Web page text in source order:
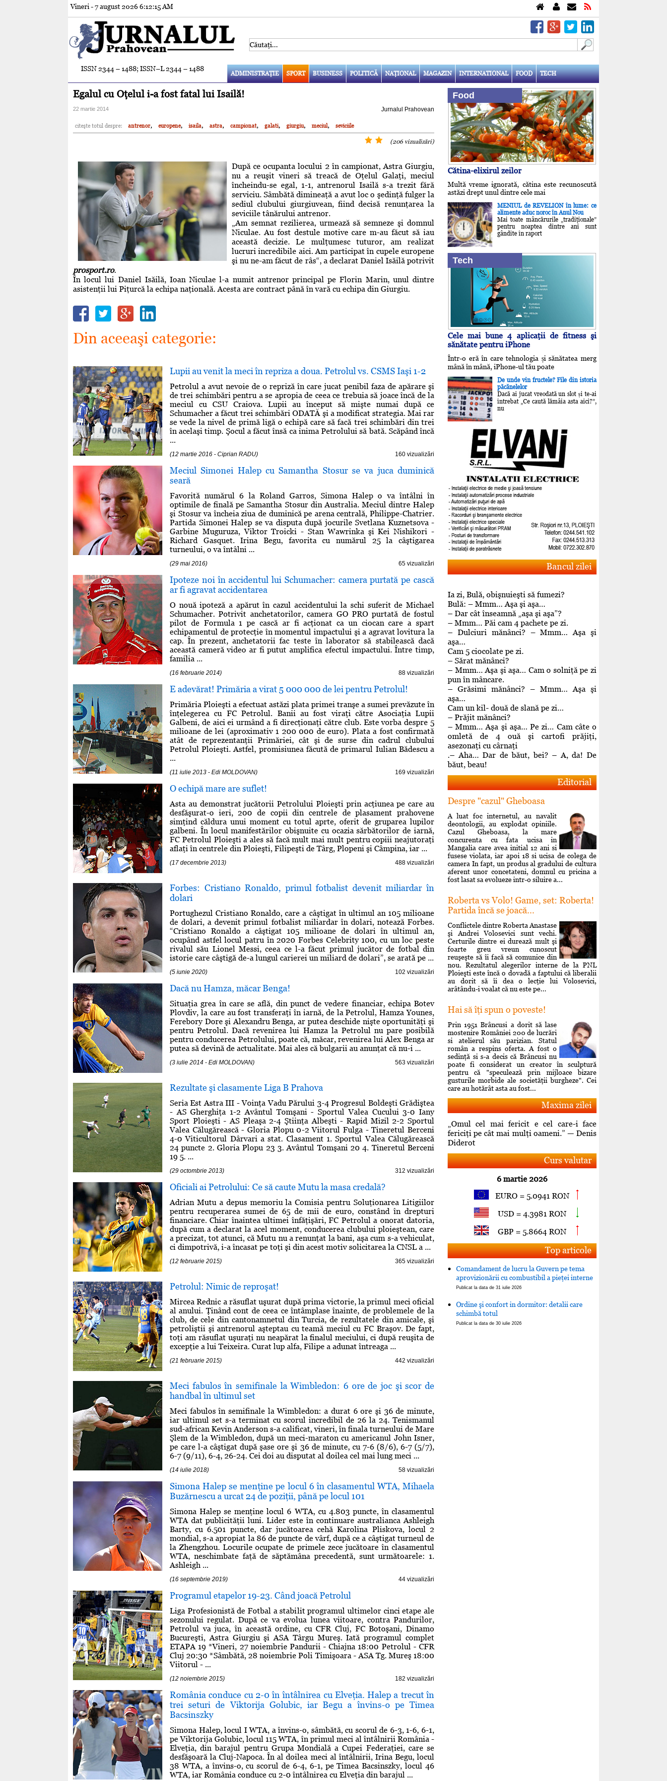
Vineri - 7 august 20266:12:17 AM
ISSN 2344 – 1488; ISSN–L 2344 – 1488
ADMINISTRAŢIE SPORT BUSINESS POLITICĂ NAŢIONAL MAGAZIN INTERNATIONAL FOOD TECH
Egalul cu Oţelul i-a fost fatal lui Isailă!
22 martie 2014 Jurnalul Prahovean
citeşte totul despre: antrenor, europene, isaila, astra, campionat, galati, giurgiu, meciul, seviciile
(206 vizualizări)
După ce ocupanta locului 2 în campionat, Astra Giurgiu,
nu a reuşit vineri să treacă de Oţelul Galaţi, meciul
încheindu-se egal, 1-1, antrenorul Isailă s-a trezit fără
serviciu. Sâmbătă dimineaţă a avut loc o şedinţă fulger la
sediul clubului giurgiuvean, fiind decisă renunţarea la
seviciile tânărului antrenor.
„Am semnat rezilierea, urmează să semneze şi domnul
Niculae. Au fost destule motive care m-au făcut să iau
această decizie. Le mulţumesc tuturor, am realizat
lucruri incredibile aici. Am participat în cupele europene
şi nu ne-am făcut de râs“, a declarat Daniel Isăilă potrivit
prosport.ro.
În locul lui Daniel Isăilă, Ioan Niculae l-a numit antrenor principal pe Florin Marin, unul dintre
asistenţii lui Piţurcă la echipa naţională. Acesta are contract până în vară cu echipa din Giurgiu.
Din aceeaşi categorie:
Lupii au venit la meci în repriza a doua. Petrolul vs. CSMS Iaşi 1-2
Petrolul a avut nevoie de o repriză în care jucat penibil faza de apărare şi
de trei schimbări pentru a se apropia de ceea ce trebuia să joace încă de la
meciul cu CSU Craiova. Lupii au început să mişte numai după ce
Schumacher a făcut trei schimbări ODATĂ şi a modificat strategia. Mai rar
se vede la nivel de primă ligă o echipă care să facă trei schimbări din trei
în acelaşi timp. Şocul a făcut însă ca inima Petrolului să bată. Scăpând încă
...
(12 martie 2016 - Ciprian RADU) 160 vizualizări
Meciul Simonei Halep cu Samantha Stosur se va juca duminică
seară
Favorită numărul 6 la Roland Garros, Simona Halep o va întâlni în
optimile de finală pe Samantha Stosur din Australia. Meciul dintre Halep
şi Stosur va încheia ziua de duminică pe arena centrală, Philippe-Chatrier.
Partida Simonei Halep se va disputa după jocurile Svetlana Kuznetsova -
Garbine Muguruza, Viktor Troicki - Stan Wawrinka şi Kei Nishikori -
Richard Gasquet. Irina Begu, favorita cu numărul 25 la câştigarea
turneului, o va întâlni ...
(29 mai 2016) 65 vizualizări
Ipoteze noi în accidentul lui Schumacher: camera purtată pe cască
ar fi agravat accidentarea
O nouă ipoteză a apărut în cazul accidentului la schi suferit de Michael
Schumacher. Potrivit anchetatorilor, camera GO PRO purtată de fostul
pilot de Formula 1 pe cască ar fi acţionat ca un ciocan care a spart
echipamentul de protecţie în momentul impactului şi a agravat lovitura la
cap. În prezent, anchetatorii fac teste în laborator să stabilească dacă
această cameră video ar fi putut amplifica efectul impactului. Între timp,
familia ...
(16 februarie 2014) 88 vizualizări
E adevărat! Primăria a virat 5 000 000 de lei pentru Petrolul!
Primăria Ploieşti a efectuat astăzi plata primei tranşe a sumei prevăzute în
înţelegerea cu FC Petrolul. Banii au fost viraţi către Asociaţia Lupii
Galbeni, de aici ei urmând a fi direcţionaţi către club. Este vorba despre 5
milioane de lei (aproximativ 1 200 000 de euro). Plata a fost confirmată
atât de reprezentanţii Primăriei, cât şi de surse din cadrul clubului
Petrolul Ploieşti. Astfel, promisiunea făcută de primarul Iulian Bădescu a
...
(11 iulie 2013 - Edi MOLDOVAN) 169 vizualizări
O echipă mare are suflet!
Asta au demonstrat jucătorii Petrolului Ploieşti prin acţiunea pe care au
desfăşurat-o ieri, 200 de copii din centrele de plasament prahovene
simţind căldura unui moment cu totul aprte, oferit de gruparea lupilor
galbeni. În locul manifestărilor obişnuite cu ocazia sărbătorilor de iarnă,
FC Petrolul Ploieşti a ales să facă mult mai mult pentru copiii neajutoraţi
aflaţi în centrele din Ploieşti, Filipeşti de Târg, Plopeni şi Câmpina, iar ...
(17 decembrie 2013) 488 vizualizări
Forbes: Cristiano Ronaldo, primul fotbalist devenit miliardar în
dolari
Portughezul Cristiano Ronaldo, care a câştigat în ultimul an 105 milioane
de dolari, a devenit primul fotbalist miliardar în dolari, notează Forbes.
“Cristiano Ronaldo a câştigat 105 milioane de dolari în ultimul an,
ocupând astfel locul patru în 2020 Forbes Celebrity 100, cu un loc peste
rivalul său Lionel Messi, ceea ce l-a făcut primul jucător de fotbal din
istorie care câştigă de-a lungul carierei un miliard de dolari”, se arată pe ...
(5 iunie 2020) 102 vizualizări
Dacă nu Hamza, măcar Benga!
Situaţia grea în care se află, din punct de vedere financiar, echipa Botev
Plovdiv, la care au fost transferaţi în iarnă, de la Petrolul, Hamza Younes,
Ferebory Dore şi Alexandru Benga, ar putea deschide nişte oportunităţi şi
pentru Petrolul. Dacă revenirea lui Hamza la Petrolul nu pare posibilă
pentru conducerea Petrolului, poate că, măcar, revenirea lui Alex Benga ar
putea să devină de actualitate. Mai ales că bulgarii au anunţat că nu-i ...
(3 iulie 2014 - Edi MOLDOVAN) 563 vizualizări
Rezultate şi clasamente Liga B Prahova
Seria Est Astra III - Voinţa Vadu Părului 3-4 Progresul Boldeşti Grădiştea
- AS Gherghiţa 1-2 Avântul Tomşani - Sportul Valea Cucului 3-0 Iany
Sport Ploieşti - AS Pleaşa 2-4 Ştiinţa Albeşti - Rapid Mizil 2-2 Sportul
Valea Călugărească - Gloria Plopu 0-2 Viitorul Fulga - Tineretul Berceni
4-0 Viticultorul Dârvari a stat. Clasament 1. Sportul Valea Călugărească
24 puncte 2. Gloria Plopu 23 3. Avântul Tomşani 20 4. Tineretul Berceni
19 5. ...
(29 octombrie 2013) 312 vizualizări
Oficiali ai Petrolului: Ce să caute Mutu la masa credală?
Adrian Mutu a depus memoriu la Comisia pentru Soluţionarea Litigiilor
pentru recuperarea sumei de 65 de mii de euro, constând în drepturi
financiare. Chiar înaintea ultimei înfăţişări, FC Petrolul a onorat datoria,
după cum a declarat la acel moment, conducerea clubului ploieştean, care
a precizat, tot atunci, că Mutu nu a renunţat la bani, aşa cum s-a vehiculat,
ci dimpotrivă, i-a încasat pe toţi şi din acest motiv solicitarea la CNSL a ...
(12 februarie 2015) 365 vizualizări
Petrolul: Nimic de reproşat!
Mircea Rednic a răsuflat uşurat după prima victorie, la primul meci oficial
al anului. Ţinând cont de ceea ce întâmplase înainte, de problemele de la
club, de cele din cantonamnetul din Turcia, de rezultatele din amicale, şi
petroliştii şi antrenorul aşteptau cu teamă meciul cu FC Braşov. De fapt,
toţi am răsuflat uşuraţi nu neapărat la finalul meciului, ci după reuşita de
excepţie a lui Teixeira. Curat lup alfa, Filipe a adunat întreaga ...
(21 februarie 2015) 442 vizualizări
Meci fabulos în semifinale la Wimbledon: 6 ore de joc şi scor de
handbal în ultimul set
Meci fabulos în semifinale la Wimbledon: a durat 6 ore şi 36 de minute,
iar ultimul set s-a terminat cu scorul incredibil de 26 la 24. Tenismanul
sud-african Kevin Anderson s-a calificat, vineri, în finala turneului de Mare
Şlem de la Wimbledon, după un meci-maraton cu americanul John Isner,
pe care l-a câştigat după şase ore şi 36 de minute, cu 7-6 (8/6), 6-7 (5/7),
6-7 (9/11), 6-4, 26-24. Cei doi au disputat al doilea cel mai lung meci ...
(14 iulie 2018) 58 vizualizări
Simona Halep se menţine pe locul 6 în clasamentul WTA, Mihaela
Buzărnescu a urcat 24 de poziţii, până pe locul 101
Simona Halep se menţine locul 6 WTA, cu 4.803 puncte, în clasamentul
WTA dat publicităţii luni. Lider este în continuare australianca Ashleigh
Barty, cu 6.501 puncte, dar jucătoarea cehă Karolina Pliskova, locul 2
mondial, s-a apropiat la 86 de puncte de vârf, după ce a câştigat turneul de
la Zhengzhou. Locurile ocupate de primele zece jucătoare în clasamentul
WTA, neschimbate faţă de săptămâna precedentă, sunt următoarele: 1.
Ashleigh ...
(16 septembrie 2019) 44 vizualizări
Programul etapelor 19-23. Când joacă Petrolul
Liga Profesionistă de Fotbal a stabilit programul ultimelor cinci etape ale
sezonului regulat. După ce va evolua lunea viitoare, contra Pandurilor,
Petrolul va juca, în această ordine, cu CFR Cluj, FC Botoşani, Dinamo
Bucureşti, Astra Giurgiu şi ASA Târgu Mureş. Iată programul complet
ETAPA 19 *Vineri, 27 noiembrie Pandurii - Chiajna 18:00 Petrolul - CFR
Cluj 20:30 *Sâmbătă, 28 noiembrie Poli Timişoara - ASA Tg. Mureş 18:00
Viitorul - ...
(12 noiembrie 2015) 182 vizualizări
România conduce cu 2-0 în întâlnirea cu Elveţia. Halep a trecut în
trei seturi de Viktorija Golubic, iar Begu a învins-o pe Timea
Bacsinszky
Simona Halep, locul I WTA, a învins-o, sâmbătă, cu scorul de 6-3, 1-6, 6-1,
pe Viktorija Golubic, locul 115 WTA, în primul meci al întâlnirii România -
Elveţia, din barajul pentru Grupa Mondială a Cupei Federaţiei, care se
desfăşoară la Cluj-Napoca. În al doilea meci al întâlnirii, Irina Begu, locul
38 WTA, a învins-o, cu scorul de 6-4, 6-1, pe Timea Bacsinszky, locul 46
WTA, iar România conduce cu 2-0 întâlnirea cu Elveţia din barajul ...
Food
Cătina-elixirul zeilor
Multă vreme ignorată, cătina este recunoscută
astăzi drept unul dintre cele mai
MENIUL de REVELION în lume: ce
alimente aduc noroc în Anul Nou
Mai toate mâncărurile „tradiţionale”
pentru noaptea dintre ani sunt
gândite în raport
Tech
Cele mai bune 4 aplicaţii de fitness şi
sănătate pentru iPhone
Într-o eră în care tehnologia și sănătatea merg
mână în mână, iPhone-ul tău poate
De unde vin fructele? File din istoria
păcănelelor
Dacă ai jucat vreodată un slot și te-ai
întrebat „Ce caută lămâia asta aici?”,
nu
Bancul zilei
Ia zi, Bulă, obişnuieşti să fumezi?
Bulă: – Mmm… Aşa şi aşa…
– Dar cât înseamnă „aşa şi aşa”?
– Mmm… Păi cam 4 pachete pe zi.
– Dulciuri mănânci? – Mmm… Aşa şi
aşa…
Cam 5 ciocolate pe zi.
– Sărat mănânci?
– Mmm… Aşa şi aşa… Cam o solniţă pe zi
pun în mâncare.
– Grăsimi mănânci? – Mmm… Aşa şi
aşa…
Cam un kil- două de slană pe zi…
– Prăjit mănânci?
– Mmm… Aşa şi aşa… Pe zi… Cam câte o
omletă de 4 ouă şi cartofi prăjiţi,
asezonaţi cu cârnaţi
.– Aha… Dar de băut, bei? – A, da! De
băut, beau!
Editorial
Despre "cazul" Gheboasa
A luat foc internetul, au navalit
deontologii, au explodat opiniile.
Cazul Gheboasa, la mare
concurenta cu fata ucisa in
Mangalia care avea initial 12 ani si
fusese violata, iar apoi 18 si ucisa de colega de
camera In fapt, un produs al gradului de cultura
aferent unor concetateni, domnul cu pricina a
fost lasat sa evolueze intr-o siluire a...
Roberta vs Volo! Game, set: Roberta!
Partida încă se joacă...
Conflictele dintre Roberta Anastase
şi Andrei Volosevici sunt vechi.
Certurile dintre ei durează mult şi
foarte greu vreun cunoscut
reuşeşte să îi facă să comunice din
nou. Rezultatul alegerilor interne de la PNL
Ploieşti este încă o dovadă a faptului că liberalii
au dorit să îi dea o lecţie lui Volosevici,
arâtându-i voalat că nu este pe...
Hai să îţi spun o poveste!
Prin 1951 Brâncusi a dorit să lase
mostenire României 200 de lucrări
si atelierul său parizian. Statul
român a respins oferta. A fost o
sedinţă si s-a decis că Brâncusi nu
poate fi considerat un creator în sculptură
pentru că "speculează prin mijloace bizare
gusturile morbide ale societăţii burgheze". Cei
care au hotărât asta au fost...
Maxima zilei
„Omul cel mai fericit e cel care-i face
fericiţi pe cât mai mulţi oameni.” — Denis
Diderot
Curs valutar
6 martie 2026
EURO = 5.0941 RON
USD = 4.3981 RON
GBP = 5.8664 RON
Top articole
Comandament de lucru la Guvern pe tema
aprovizionării cu combustibil a pieţei interne
Publicat la data de 31 iulie 2026
Ordine şi confort in dormitor: detalii care
schimbă totul
Publicat la data de 30 iulie 2026